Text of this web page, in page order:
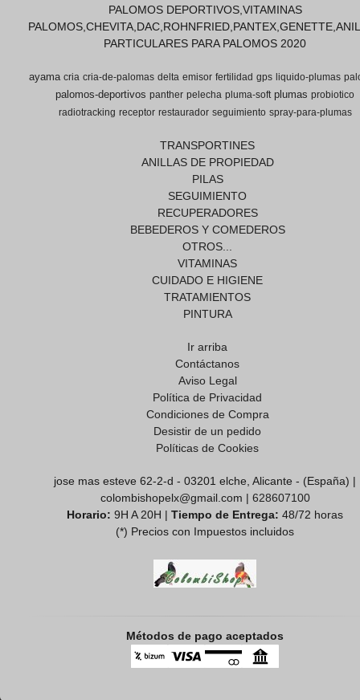
PALOMOS DEPORTIVOS,VITAMINAS
PARTICULARES PARA PALOMOS 2020
ayama cria cria-de-palomas delta emisor fertilidad gps liquido-plumas
palomos-deportivos panther pelecha pluma-soft plumas probiotico
radiotracking receptor restaurador seguimiento spray-para-plumas
TRANSPORTINES
ANILLAS DE PROPIEDAD
PILAS
SEGUIMIENTO
RECUPERADORES
BEBEDEROS Y COMEDEROS
OTROS...
VITAMINAS
CUIDADO E HIGIENE
TRATAMIENTOS
PINTURA
Ir arriba
Contáctanos
Aviso Legal
Política de Privacidad
Condiciones de Compra
Desistir de un pedido
Políticas de Cookies
jose mas esteve 62-2-d - 03201 elche, Alicante - (España) |
colombishopelx@gmail.com | 628607100
Horario: 9H A 20H | Tiempo de Entrega: 48/72 horas
(*) Precios con Impuestos incluidos
Métodos de pago aceptados